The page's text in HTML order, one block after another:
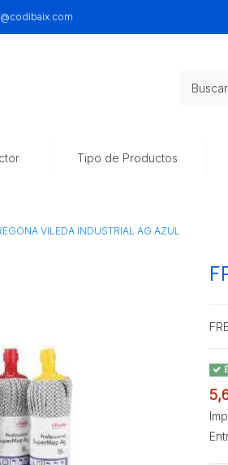
Tipo de Productos
VILEDA INDUSTRIAL AG AZUL